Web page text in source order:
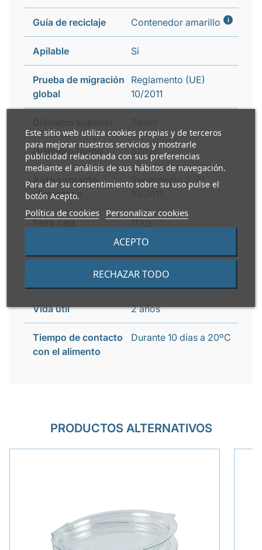
Este sitio web utiliza cookies propias y de terceros
para mejorar nuestros servicios y mostrarle
publicidad relacionada con sus preferencias
mediante el análisis de sus hábitos de navegación.
Para dar su consentimiento sobre su uso pulse el
botón Acepto.
Política de cookies Personalizar cookies
RECHAZAR TODO
ACEPTO
Guía de reciclaje Contenedor amarillo i
Apilable Si
Prueba de migración
global
Reglamento (UE)
10/2011
Diámetro fondo 52mm
Apto contacto
alimentario
Reglamento (UE)
Peso caja 11 kg
Apto congelador Si
Vida útil 2 años
Tiempo de contacto
con el alimento
Durante 10 días a 20ºC
PRODUCTOS ALTERNATIVOS